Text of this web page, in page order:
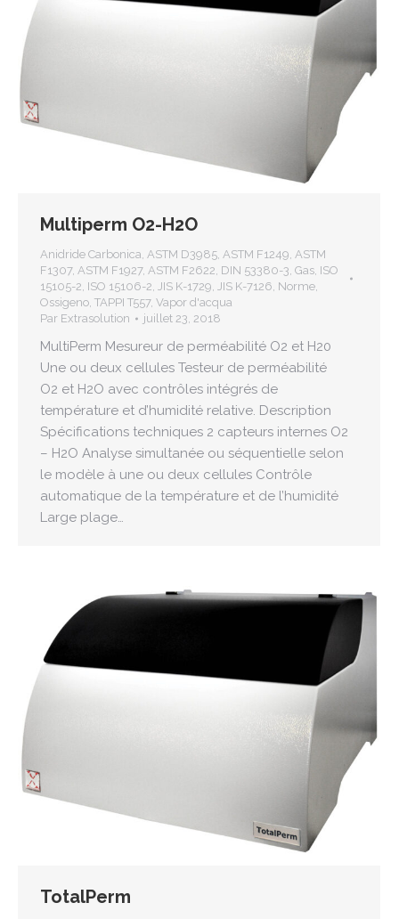
Multiperm O2-H2O
Anidride Carbonica, ASTM D3985, ASTM F1249, ASTM
F1307, ASTM F1927, ASTM F2622, DIN 53380-3, Gas, ISO
15105-2, ISO 15106-2, JIS K-1729, JIS K-7126, Norme,
Ossigeno, TAPPI T557, Vapor d'acqua
Par Extrasolution juillet 23, 2018
MultiPerm Mesureur de perméabilité O2 et H20
Une ou deux cellules Testeur de perméabilité
O2 et H2O avec contrôles intégrés de
température et d’humidité relative. Description
Spécifications techniques 2 capteurs internes O2
– H2O Analyse simultanée ou séquentielle selon
le modèle à une ou deux cellules Contrôle
automatique de la température et de l’humidité
Large plage…
TotalPerm